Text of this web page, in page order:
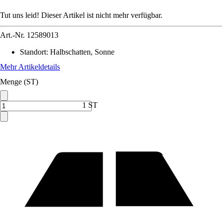
Tut uns leid! Dieser Artikel ist nicht mehr verfügbar.
Art.-Nr. 12589013
Standort: Halbschatten, Sonne
Mehr Artikeldetails
Menge (ST)
1 ST